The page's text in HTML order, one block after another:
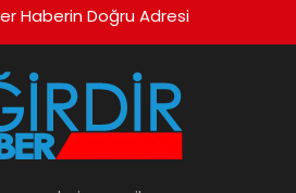
Haberin Doğru Adresi